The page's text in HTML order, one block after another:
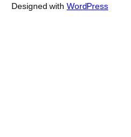
Designed with WordPress